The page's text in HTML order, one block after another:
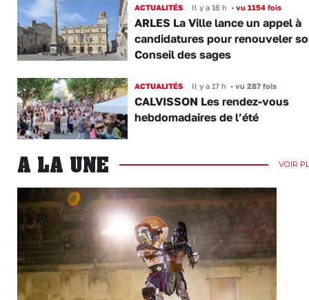
ACTUALITÉS Il y a 16 h •vu 1154 fois
ARLES La Ville lance un appel à
candidatures pour renouveler
Conseil des sages
ACTUALITÉS Il y a 17 h •vu 287 fois
CALVISSON Les rendez-vous
hebdomadaires de l’été
A LA UNE VOIR